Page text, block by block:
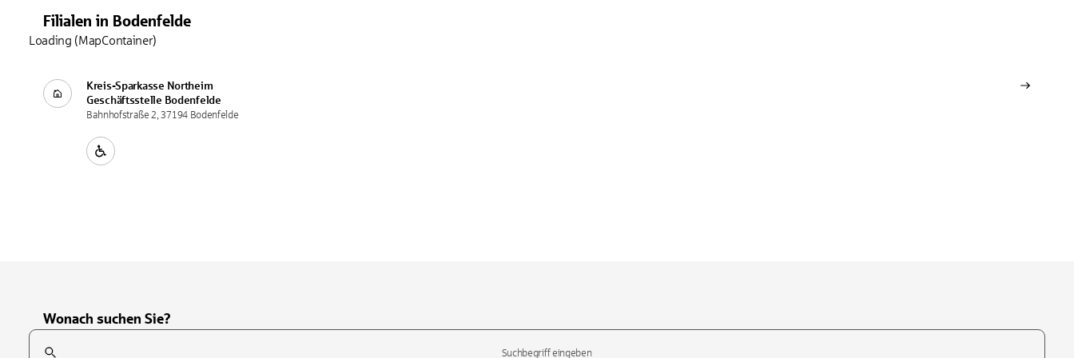
Filialen in Bodenfelde
Kreis-Sparkasse Northeim
Geschäftsstelle Bodenfelde
Bahnhofstraße 2, 37194 Bodenfelde
Loading (MapContainer)
Wonach suchen Sie?
Suchfeld